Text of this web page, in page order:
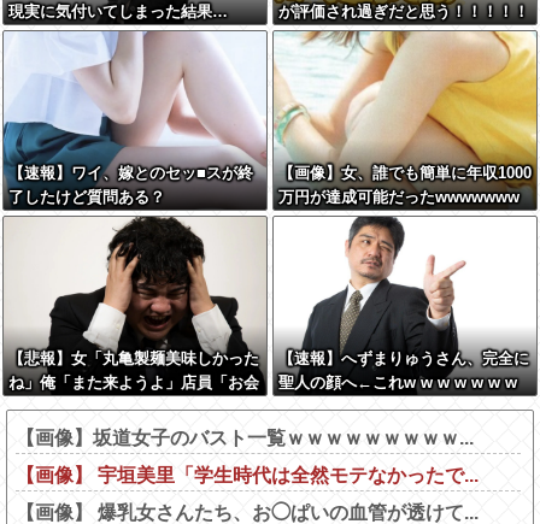
現実に気付いてしまった結果…
が評価され過ぎだと思う！！！！！
【速報】ワイ、嫁とのセッ■スが終
了したけど質問ある？
【画像】女、誰でも簡単に年収1000
万円が達成可能だったwwwwwww
【悲報】女「丸亀製麺美味しかった
ね」俺「また来ようよ」店員「お会
計2380円になりまーす」→その後
『こう』なったんだが俺悪くないよ
な？？？？？？？？
【速報】へずまりゅうさん、完全に
聖人の顔へ←これw w w w w w w
w
【画像】坂道女子のバスト一覧ｗｗｗｗｗｗｗｗｗ...
【画像】 宇垣美里「学生時代は全然モテなかったで...
【画像】 爆乳女さんたち、お◯ぱいの血管が透けて...